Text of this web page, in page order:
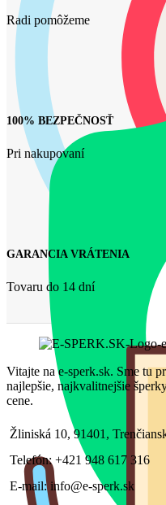
Radi pomôžeme
100% BEZPEČNOSŤ
Pri nakupovaní
GARANCIA VRÁTENIA
Tovaru do 14 dní
Vitajte na e-sperk.sk. Sme tu
najlepšie, najkvalitnejšie
cene.
Žliniská 10, 91401,
Telefón: +421 948 617 316
E-mail: info@e-sperk.sk